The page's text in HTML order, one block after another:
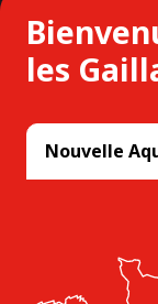
les
Nouvelle